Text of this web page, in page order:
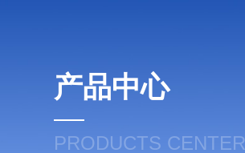
产品中心
PRODUCTS CENTER